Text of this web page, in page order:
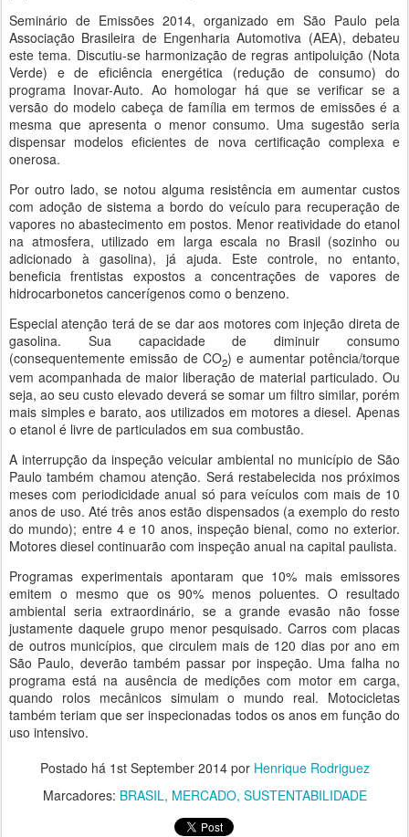
Seminário de Emissões 2014, organizado em São Paulo pela
Associação Brasileira de Engenharia Automotiva (AEA), debateu
este tema. Discutiu-se harmonização de regras antipoluição (Nota
Verde) e de eficiência energética (redução de consumo) do
programa Inovar-Auto. Ao homologar há que se verificar se a
versão do modelo cabeça de família em termos de emissões é a
mesma que apresenta o menor consumo. Uma sugestão seria
dispensar modelos eficientes de nova certificação complexa e
onerosa.
Por outro lado, se notou alguma resistência em aumentar custos
com adoção de sistema a bordo do veículo para recuperação de
vapores no abastecimento em postos. Menor reatividade do etanol
na atmosfera, utilizado em larga escala no Brasil (sozinho ou
adicionado à gasolina), já ajuda. Este controle, no entanto,
beneficia frentistas expostos a concentrações de vapores de
hidrocarbonetos cancerígenos como o benzeno.
Especial atenção terá de se dar aos motores com injeção direta de
gasolina. Sua capacidade de diminuir consumo
(consequentemente emissão de CO2) e aumentar potência/torque
vem acompanhada de maior liberação de material particulado. Ou
seja, ao seu custo elevado deverá se somar um filtro similar, porém
mais simples e barato, aos utilizados em motores a diesel. Apenas
o etanol é livre de particulados em sua combustão.
A interrupção da inspeção veicular ambiental no município de São
Paulo também chamou atenção. Será restabelecida nos próximos
meses com periodicidade anual só para veículos com mais de 10
anos de uso. Até três anos estão dispensados (a exemplo do resto
do mundo); entre 4 e 10 anos, inspeção bienal, como no exterior.
Motores diesel continuarão com inspeção anual na capital paulista.
Programas experimentais apontaram que 10% mais emissores
emitem o mesmo que os 90% menos poluentes. O resultado
ambiental seria extraordinário, se a grande evasão não fosse
justamente daquele grupo menor pesquisado. Carros com placas
de outros municípios, que circulem mais de 120 dias por ano em
São Paulo, deverão também passar por inspeção. Uma falha no
programa está na ausência de medições com motor em carga,
quando rolos mecânicos simulam o mundo real. Motocicletas
também teriam que ser inspecionadas todos os anos em função do
uso intensivo.
Postado há 1st September 2014por Henrique Rodriguez
Marcadores: BRASIL MERCADO SUSTENTABILIDADE